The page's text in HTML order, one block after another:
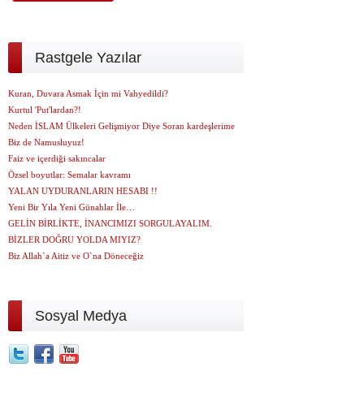
Rastgele Yazılar
Kuran, Duvara Asmak İçin mi Vahyedildi?
Kurtul 'Put'lardan?!
Neden İSLAM Ülkeleri Gelişmiyor Diye Soran kardeşlerime
Biz de Namusluyuz!
Faiz ve içerdiği sakıncalar
Özsel boyutlar: Semalar kavramı
YALAN UYDURANLARIN HESABI !!
Yeni Bir Yıla Yeni Günahlar İle…
GELİN BİRLİKTE, İNANCIMIZI SORGULAYALIM.
BİZLER DOĞRU YOLDA MIYIZ?
Biz Allah`a Aitiz ve O`na Döneceğiz
Sosyal Medya